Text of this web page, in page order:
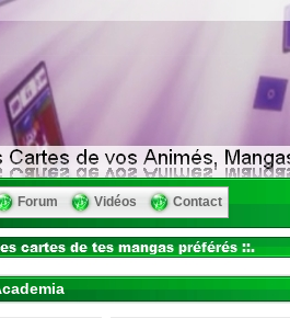
Forum Vidéos Contact